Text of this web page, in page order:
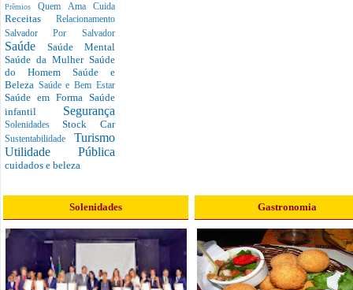
PrêmiosQuem Ama Cuida
Receitas Relacionamento
Salvador Por Salvador
Saúde Saúde Mental
Saúde da Mulher Saúde
do Homem Saúde e
Beleza Saúde e Bem Estar
Saúde em Forma Saúde
infantil Segurança
SolenidadesStock Car
Sustentabilidade Turismo
Utilidade Pública
cuidados e beleza
Solenidades Gastronomia